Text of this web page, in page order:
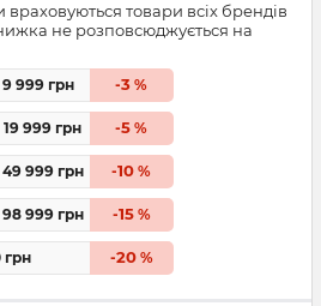
товари всіх брендів
не розповсюджується на
9 999 грн -3 %
19 999 грн -5 %
49 999 грн -10 %
98 999 грн -15%
грн -20%